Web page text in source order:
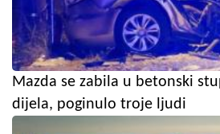
Mazda se zabila u betonski
dijela, poginulo troje ljudi